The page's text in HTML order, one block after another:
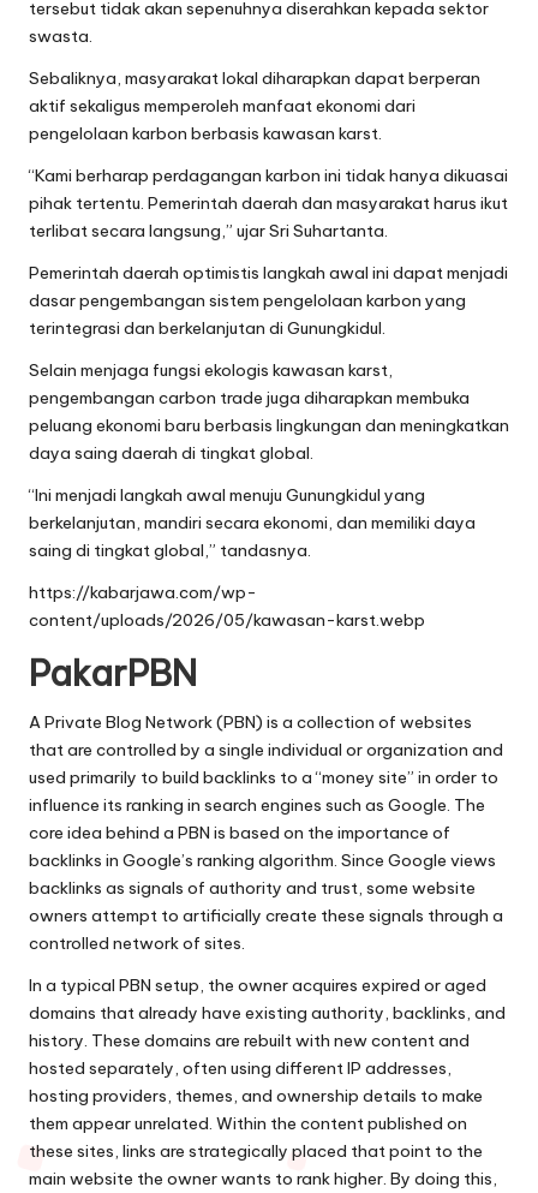
tersebut tidak akan sepenuhnya diserahkan kepada sektor
swasta.
Sebaliknya, masyarakat lokal diharapkan dapat berperan
aktif sekaligus memperoleh manfaat ekonomi dari
pengelolaan karbon berbasis kawasan karst.
“Kami berharap perdagangan karbon ini tidak hanya dikuasai
pihak tertentu. Pemerintah daerah dan masyarakat harus ikut
terlibat secara langsung,” ujar Sri Suhartanta.
Pemerintah daerah optimistis langkah awal ini dapat menjadi
dasar pengembangan sistem pengelolaan karbon yang
terintegrasi dan berkelanjutan di Gunungkidul.
Selain menjaga fungsi ekologis kawasan karst,
pengembangan carbon trade juga diharapkan membuka
peluang ekonomi baru berbasis lingkungan dan meningkatkan
daya saing daerah di tingkat global.
“Ini menjadi langkah awal menuju Gunungkidul yang
berkelanjutan, mandiri secara ekonomi, dan memiliki daya
saing di tingkat global,” tandasnya.
https://kabarjawa.com/wp-
content/uploads/2026/05/kawasan-karst.webp
PakarPBN
A Private Blog Network (PBN) is a collection of websites
that are controlled by a single individual or organization and
used primarily to build backlinks to a “money site” in order to
influence its ranking in search engines such as Google. The
core idea behind a PBN is based on the importance of
backlinks in Google’s ranking algorithm. Since Google views
backlinks as signals of authority and trust, some website
owners attempt to artificially create these signals through a
controlled network of sites.
In a typical PBN setup, the owner acquires expired or aged
domains that already have existing authority, backlinks, and
history. These domains are rebuilt with new content and
hosted separately, often using different IP addresses,
hosting providers, themes, and ownership details to make
them appear unrelated. Within the content published on
these sites, links are strategically placed that point to the
main website the owner wants to rank higher. By doing this,